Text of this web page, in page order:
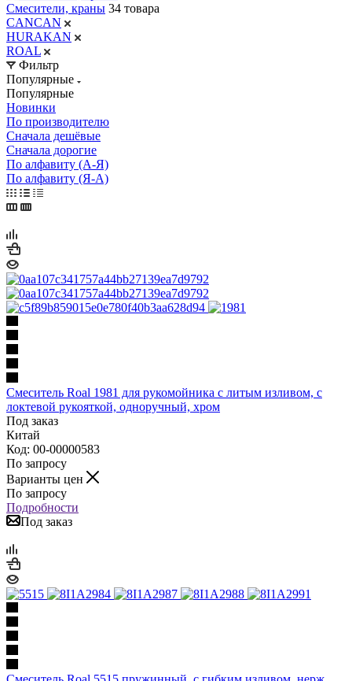
Смесители, краны 34 товара
CANCAN
HURAKAN
ROAL
Фильтр
Популярные
Популярные
Новинки
По производителю
Сначала дешёвые
Сначала дорогие
По алфавиту (А-Я)
По алфавиту (Я-А)
Смеситель Roal 1981 для рукомойника с литым изливом, с
локтевой рукояткой, одноручный, хром
Под заказ
Китай
Код: 00-00000583
По запросу
Варианты цен
По запросу
Подробности
Под заказ